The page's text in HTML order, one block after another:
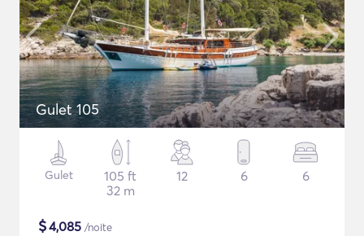
Gulet 105
Gulet
105 ft
32 m
12 6 6
$4,085 /noite